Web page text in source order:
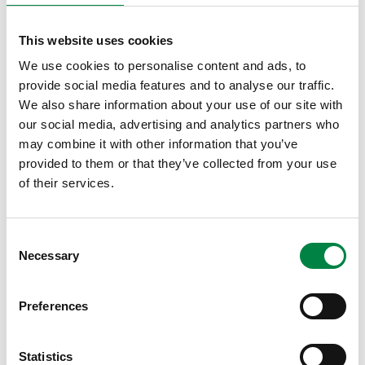
This website uses cookies
We use cookies to personalise content and ads, to
provide social media features and to analyse our traffic.
We also share information about your use of our site with
our social media, advertising and analytics partners who
may combine it with other information that you’ve
provided to them or that they’ve collected from your use
of their services.
Selection
Necessary
Preferences
Statistics
“Electrify2030”-programma waarmee het inzet op de
enige manier om de energiesoevereiniteit van Europa
te versterken en de CO2-uitstoot te verminderen.
Grégoire Dallemagne, CEO van Luminus: “ De huidige
geopolitieke context toont nog maar eens aan dat Europa
en België moeten inzetten op de elektrificatie van transport,
verwarming en industrie. Door af te stappen van fossiele
brandstoffen en in te zetten op elektriciteit, vergroten we
concurrentievermogen van onze bedrijven én verminderen
strategie Electrify 2030 volledig aan gewijd: bouwen aan
een CO2-neutrale energietoekomst met elektriciteit en
innovatieve oplossingen. We willen EUTRACO van harte
feliciteren met hun voortrekkersrol in de elektrificatie van
Groep Luminus hebben gekozen om hen hierin te